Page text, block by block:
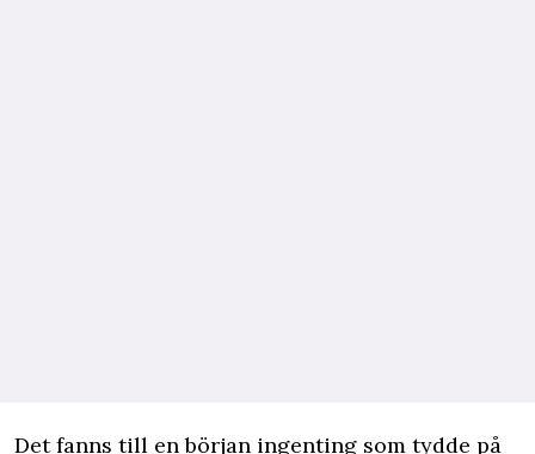
Det fanns till en början ingenting som tydde på